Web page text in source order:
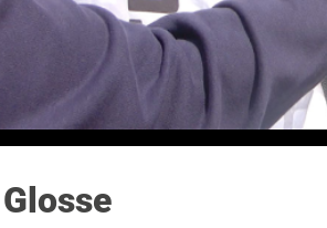
Glosse